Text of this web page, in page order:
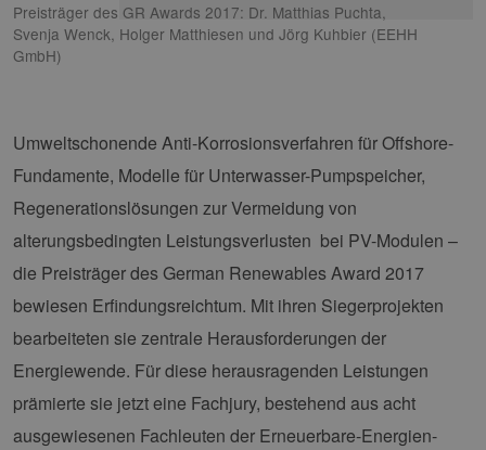
Preisträger des GR Awards 2017: Dr. Matthias Puchta,
Svenja Wenck, Holger Matthiesen und Jörg Kuhbier (EEHH
GmbH)
Umweltschonende Anti-Korrosionsverfahren für Offshore-
Fundamente, Modelle für Unterwasser-Pumpspeicher,
Regenerationslösungen zur Vermeidung von
alterungsbedingten Leistungsverlusten bei PV-Modulen –
die Preisträger des German Renewables Award 2017
bewiesen Erfindungsreichtum. Mit ihren Siegerprojekten
bearbeiteten sie zentrale Herausforderungen der
Energiewende. Für diese herausragenden Leistungen
prämierte sie jetzt eine Fachjury, bestehend aus acht
ausgewiesenen Fachleuten der Erneuerbare-Energien-